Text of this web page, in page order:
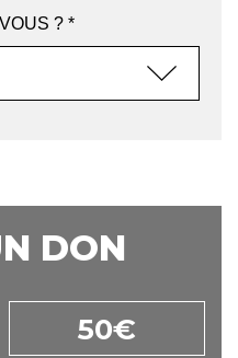
? *
DON
50€